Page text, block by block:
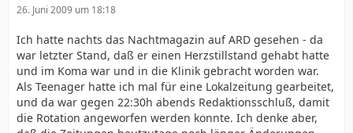
26. Juni 2009 um 18:18
Ich hatte nachts das Nachtmagazin auf ARD gesehen - da
war letzter Stand, daß er einen Herzstillstand gehabt hatte
und im Koma war und in die Klinik gebracht worden war.
Als Teenager hatte ich mal für eine Lokalzeitung gearbeitet,
und da war gegen 22:30h abends Redaktionsschluß, damit
die Rotation angeworfen werden konnte. Ich denke aber,